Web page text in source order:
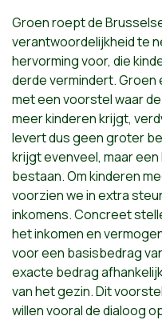
Groen roept de
verantwoordelijkheid te
hervorming voor, die
derde vermindert. Groen
met een voorstel waar
meer kinderen krijgt,
levert dus geen groter
krijgt evenveel, maar
bestaan. Om kinderen
voorzien we in extra
inkomens. Concreet
het inkomen en
voor een basisbedrag
exacte bedrag
van het gezin. Dit
willen vooral de dialoog